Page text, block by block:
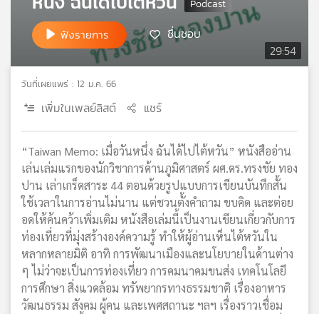
แผนที่
เครือ
29:54
ฟังรายการ ชื่นชอบ
วันที่เผยแพร่ : 12 ม.ค. 66
เพิ่มในเพลย์ลิสต์ แชร์
“Taiwan Memo: เมื่อวันหนึ่ง ฉันได้ไปไต้หวัน” หนังสืออ่าน
เล่นเล่มแรกของนักวิชาการด้านภูมิศาสตร์ ผศ.ดร.ทรงชัย ทอง
ปาน เล่าเกร็ดสาระ 44 ตอนด้วยรูปแบบการเขียนบันทึกสั้น
ใช้เวลาในการอ่านไม่นาน แต่ชวนตั้งคำถาม ขบคิด และต่อย
อดให้ค้นคว้าเพิ่มเติม หนังสือเล่มนี้เป็นงานเขียนเกี่ยวกับการ
ท่องเที่ยวที่มุ่งสร้างองค์ความรู้ ทำให้ผู้อ่านเห็นไต้หวันใน
หลากหลายมิติ อาทิ การพัฒนาเมืองและนโยบายในด้านต่าง
ๆ ไม่ว่าจะเป็นการท่องเที่ยว การคมนาคมขนส่ง เทคโนโลยี
การศึกษา สิ่งแวดล้อม ทรัพยากรทางธรรมชาติ เรื่องอาหาร
วัฒนธรรม สังคม ผู้คน และเพศสถานะ ฯลฯ เรื่องราวเชื่อม